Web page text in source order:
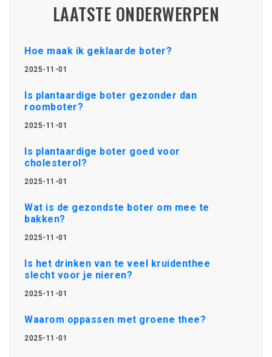
LAATSTE ONDERWERPEN
Hoe maak ik geklaarde boter?
2025-11-01
Is plantaardige boter gezonder dan
roomboter?
2025-11-01
Is plantaardige boter goed voor
cholesterol?
2025-11-01
Wat is de gezondste boter om mee te
bakken?
2025-11-01
Is het drinken van te veel kruidenthee
slecht voor je nieren?
2025-11-01
Waarom oppassen met groene thee?
2025-11-01